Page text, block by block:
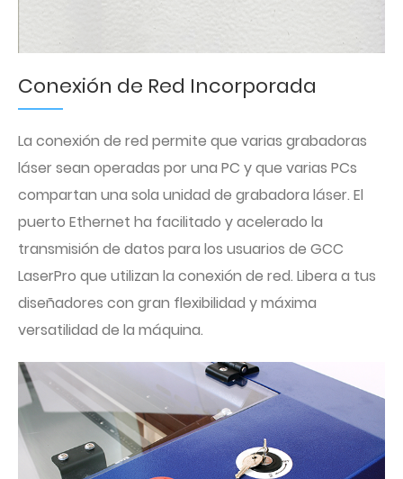
Conexión de Red Incorporada
La conexión de red permite que varias grabadoras
láser sean operadas por una PC y que varias PCs
compartan una sola unidad de grabadora láser. El
puerto Ethernet ha facilitado y acelerado la
transmisión de datos para los usuarios de GCC
LaserPro que utilizan la conexión de red. Libera a tus
diseñadores con gran flexibilidad y máxima
versatilidad de la máquina.